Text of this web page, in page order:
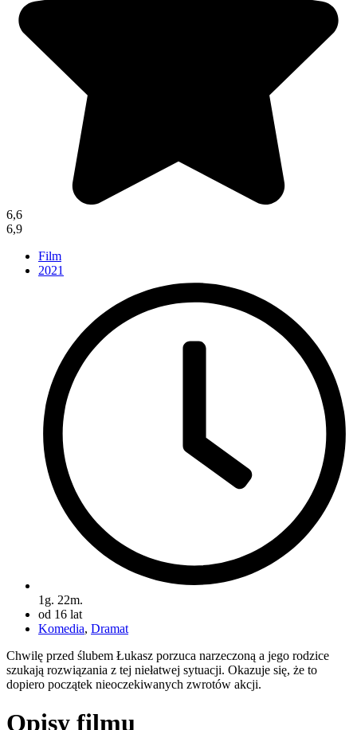
6,6
6,9
Film
2021
1g. 22m.
od 16 lat
Komedia, Dramat
Chwilę przed ślubem Łukasz porzuca narzeczoną a jego rodzice
szukają rozwiązania z tej niełatwej sytuacji. Okazuje się, że to
dopiero początek nieoczekiwanych zwrotów akcji.
Opisy filmu